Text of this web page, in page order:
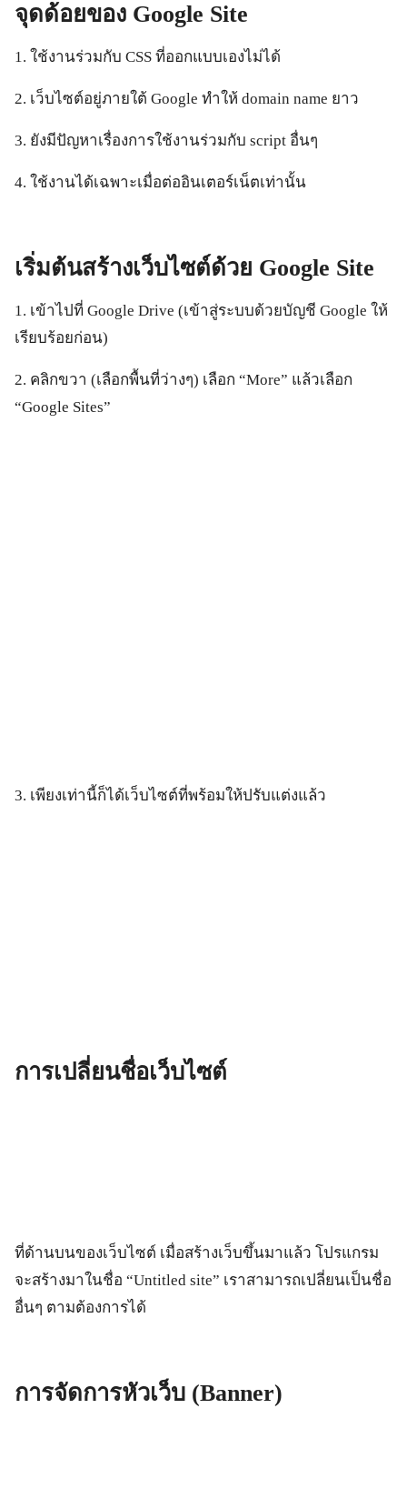
จุดด้อยของ Google Site
1. ใช้งานร่วมกับ CSS ที่ออกแบบเองไม่ได้
2. เว็บไซต์อยู่ภายใต้ Google ทำให้ domain name ยาว
3. ยังมีปัญหาเรื่องการใช้งานร่วมกับ script อื่นๆ
4. ใช้งานได้เฉพาะเมื่อต่ออินเตอร์เน็ตเท่านั้น
เริ่มต้นสร้างเว็บไซต์ด้วย Google Site
1. เข้าไปที่ Google Drive (เข้าสู่ระบบด้วยบัญชี Google ให้
เรียบร้อยก่อน)
2. คลิกขวา (เลือกพื้นที่ว่างๆ) เลือก “More” แล้วเลือก
“Google Sites”
3. เพียงเท่านี้ก็ได้เว็บไซต์ที่พร้อมให้ปรับแต่งแล้ว
การเปลี่ยนชื่อเว็บไซต์
ที่ด้านบนของเว็บไซต์ เมื่อสร้างเว็บขึ้นมาแล้ว โปรแกรม
จะสร้างมาในชื่อ “Untitled site” เราสามารถเปลี่ยนเป็นชื่อ
อื่นๆ ตามต้องการได้
การจัดการหัวเว็บ (Banner)